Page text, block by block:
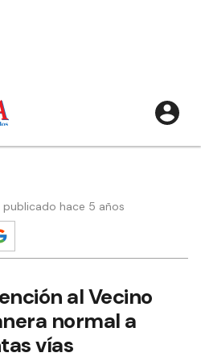
publicado hace 5 años
al Vecino
normal a
vías